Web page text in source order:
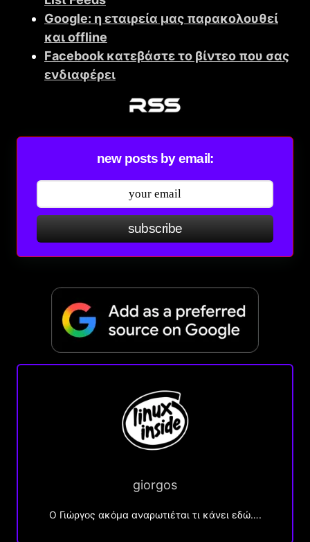
Google: η εταιρεία μας παρακολουθεί
και offline
Facebοok κατεβάστε το βίντεο που σας
ενδιαφέρει
new posts by email:
subscribe
giorgos
Ο Γιώργος ακόμα αναρωτιέται τι κάνει εδώ….